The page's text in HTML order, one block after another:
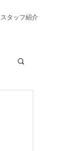
スタッフ紹介